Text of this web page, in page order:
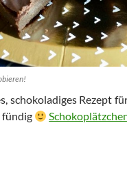
schokoladiges Rezept
fündig